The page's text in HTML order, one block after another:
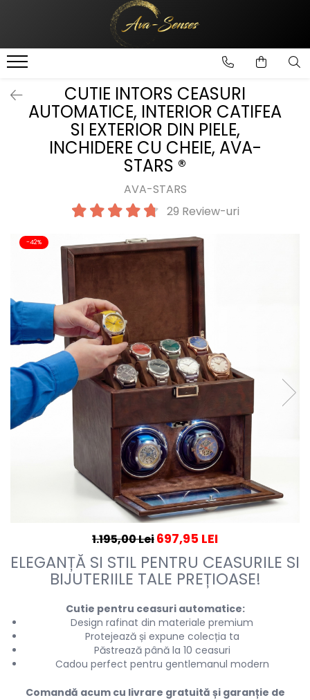
INGRIJIRE SI FRUMUSETE
CUTIE INTORS CEASURI
AUTOMATICE, INTERIOR CATIFEA
SI EXTERIOR DIN PIELE,
INCHIDERE CU CHEIE, AVA-
STARS ®
AVA-STARS
29 Review-uri
-42%
1.195,00 Lei697,95 LEI
ELEGANȚĂ SI STIL PENTRU CEASURILE SI
BIJUTERIILE TALE PREȚIOASE!
Cutie pentru ceasuri automatice:
Design rafinat din materiale premium
Protejează și expune colecția ta
Păstrează până la 10 ceasuri
Cadou perfect pentru gentlemanul modern
Comandă acum cu livrare gratuită și garanție de